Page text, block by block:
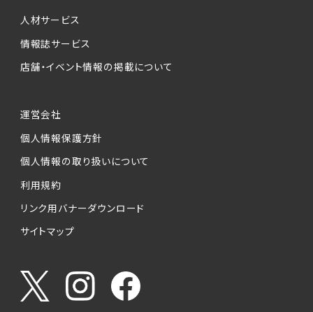
本サービスが収集する個人情報は、ご本人の意
ービスの実施にあたりそれぞれ必要となる項目
を入力いただかない場合は、各々のサービスを
個人情報の第三者への提供について
当社は、以下の提供先に対して個人情報を提供
します。
(1)お客様が求人応募フォームより個人情報を
送信した事業主（広告主）への提供
お客様が求職活動・応募等を行った企業による
うやりとり・情報提供（採否・合否の検討を含み
ます）
人材サービス
情報誌サービス
店舗・イベント情報の掲載について
運営会社
個人情報保護方針
個人情報の取り扱いについて
利用規約
リンク用バナーダウンロード
サイトマップ